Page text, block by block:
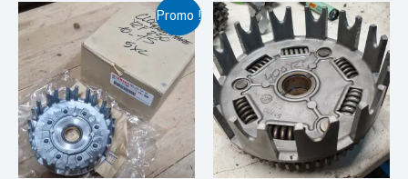
Promo !
Le
prix
initial
était :
€ 417,00.
Le
prix
actuel
€ 359,00.